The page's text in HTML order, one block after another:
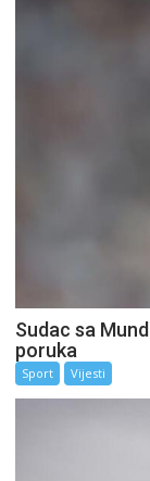
Sudac sa
poruka
Sport Vijesti